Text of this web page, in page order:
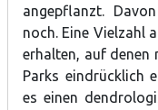
angepflanzt.
noch. Eine Vielzahl
erhalten, auf denen
Parks eindrücklich
es einen